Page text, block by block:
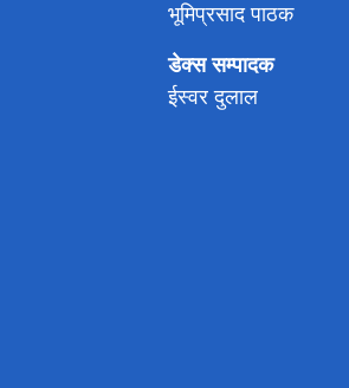
भूमिप्रसाद पाठक
डेक्स सम्पादक
ईस्वर दुलाल